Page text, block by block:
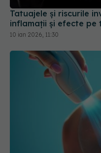
Tatuajele și riscurile
inflamații și efecte pe
10 ian 2026, 11:30